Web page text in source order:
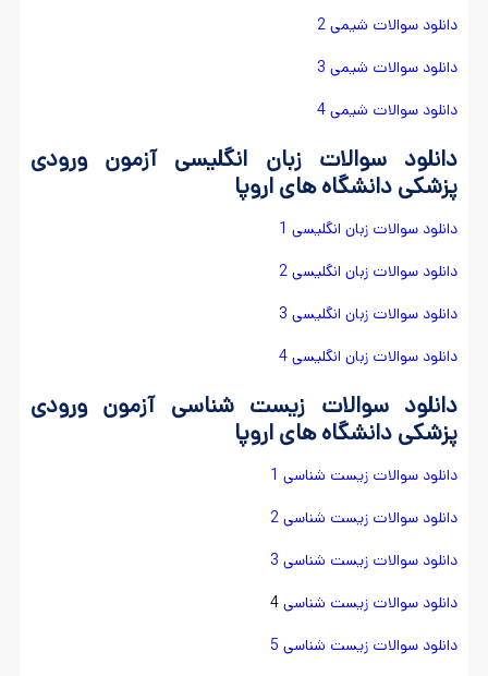
دانلود سوالات شیمی 2
دانلود سوالات شیمی 3
دانلود سوالات شیمی 4
دانلود سوالات زبان انگلیسی آزمون ورودی
پزشکی دانشگاه های اروپا
دانلود سوالات زبان انگلیسی 1
دانلود سوالات زبان انگلیسی 2
دانلود سوالات زبان انگلیسی 3
دانلود سوالات زبان انگلیسی 4
دانلود سوالات زیست شناسی آزمون ورودی
پزشکی دانشگاه های اروپا
دانلود سوالات زیست شناسی 1
دانلود سوالات زیست شناسی 2
دانلود سوالات زیست شناسی 3
دانلود سوالات زیست شناسی 4
دانلود سوالات زیست شناسی 5